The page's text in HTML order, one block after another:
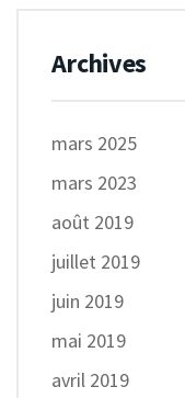
Archives
mars 2025
mars 2023
août 2019
juillet 2019
juin 2019
mai 2019
avril 2019